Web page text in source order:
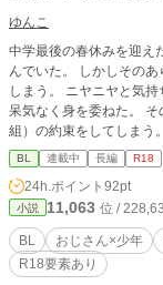
ゆんこ
中学最後の春休みを迎え
んでいた。 しかしその
しまう。 ニヤニヤと気
呆気なく身を委ねた。
組）の約束をしてしまう。 しかし……叔父さんは逮捕されてしまった。 そん
な……数年間は結婚もできな
◯ックスの快楽を知って
子校で高校生活を耐えきる事はできるのか
変態少年火水君が、婚約
BL 連載中 長編 R18
24h.ポイント 92pt
小説 11,063 位 /
BL おじさん×少年
R18要素あり